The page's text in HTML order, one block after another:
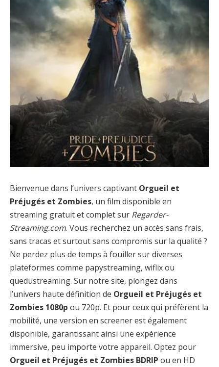
Bienvenue dans l’univers captivant Orgueil et
Préjugés et Zombies, un film disponible en
streaming gratuit et complet sur Regarder-
Streaming.com. Vous recherchez un accès sans frais,
sans tracas et surtout sans compromis sur la qualité ?
Ne perdez plus de temps à fouiller sur diverses
plateformes comme papystreaming, wiflix ou
quedustreaming. Sur notre site, plongez dans
l’univers haute définition de Orgueil et Préjugés et
Zombies 1080p ou 720p. Et pour ceux qui préfèrent la
mobilité, une version en screener est également
disponible, garantissant ainsi une expérience
immersive, peu importe votre appareil. Optez pour
Orgueil et Préjugés et Zombies BDRIP ou en HD